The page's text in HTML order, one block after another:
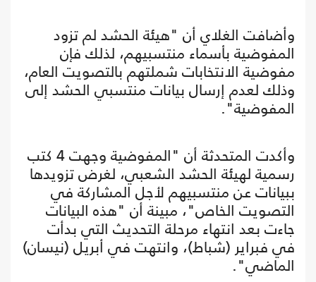
وأضافت الغلاي أن "هيئة الحشد لم تزود
المفوضية بأسماء منتسبيهم، لذلك فإن
مفوضية الانتخابات شملتهم بالتصويت العام،
وذلك لعدم إرسال بيانات منتسبي الحشد إلى
المفوضية".
وأكدت المتحدثة أن "المفوضية وجهت 4 كتب
رسمية لهيئة الحشد الشعبي، لغرض تزويدها
ببيانات عن منتسبيهم لأجل المشاركة في
التصويت الخاص"، مبينة أن "هذه البيانات
جاءت بعد انتهاء مرحلة التحديث التي بدأت
في فبراير (شباط)، وانتهت في أبريل (نيسان)
الماضي".